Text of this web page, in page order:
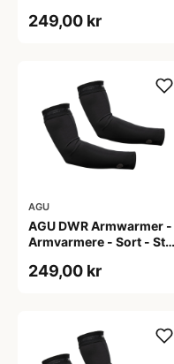
249,00 kr
AGU
AGU DWR Armwarmer -
Armvarmere - Sort - Str.
249,00 kr